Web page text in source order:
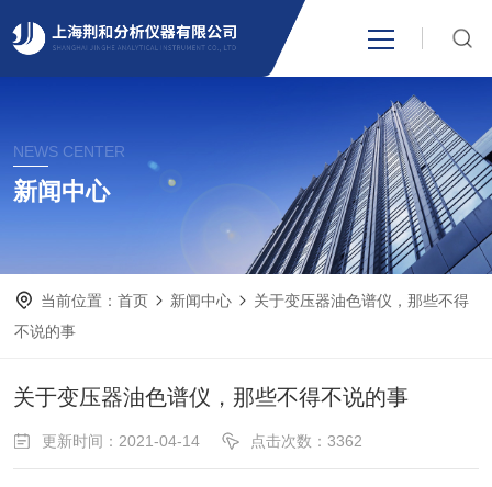
关于我们
新闻资讯
视频中心
NEWS CENTER
新闻中心
当前位置：首页 新闻中心
关于变压器油色谱仪，那些不得
不说的事
关于变压器油色谱仪，那些不得不说的事
更新时间：2021-04-14 点击次数：3362